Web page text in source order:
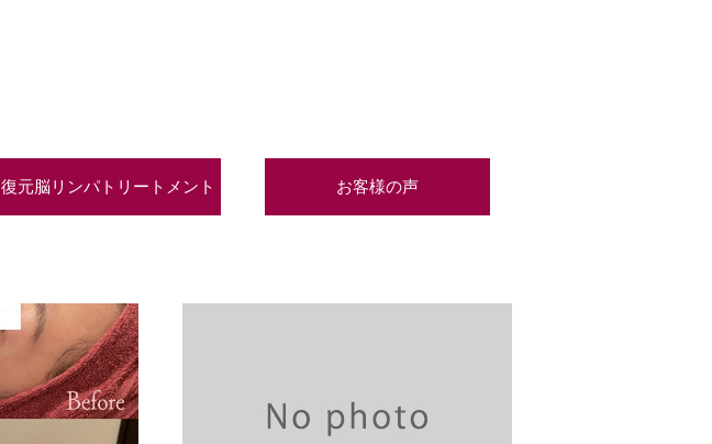
復元脳リンパトリートメント お客様の声